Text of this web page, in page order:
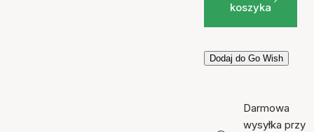
koszyka
Dodaj do Go Wish
Darmowa
wysyłka przy